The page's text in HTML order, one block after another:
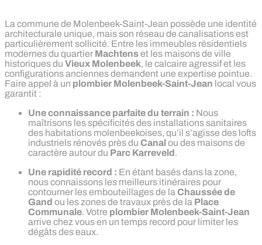
La commune de Molenbeek-Saint-Jean possède une identité
architecturale unique, mais son réseau de canalisations est
particulièrement sollicité. Entre les immeubles résidentiels
modernes du quartier Machtenset les maisons de ville
historiques du Vieux Molenbeek, le calcaire agressif et les
configurations anciennes demandent une expertise pointue.
Faire appel à un plombier Molenbeek-Saint-Jean local vous
garantit :
Une connaissance parfaite du terrain : Nous
maîtrisons les spécificités des installations sanitaires
des habitations molenbeekoises, qu’il s’agisse des lofts
industriels rénovés près du Canal ou des maisons de
caractère autour du Parc Karreveld.
Une rapidité record : En étant basés dans la zone,
nous connaissons les meilleurs itinéraires pour
contourner les embouteillages de la Chaussée de
Gand ou les zones de travaux près de la Place
Communale. Votre plombier Molenbeek-Saint-Jean
arrive chez vous en un temps record pour limiter les
dégâts des eaux.